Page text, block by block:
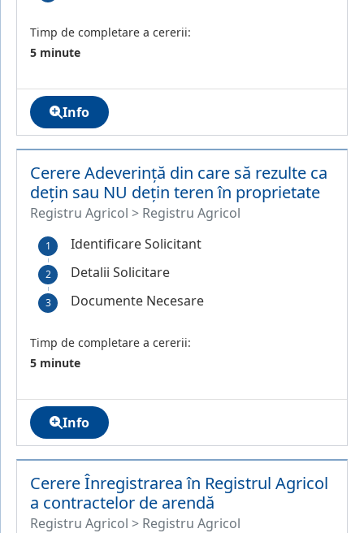
Timp de completare a cererii:
5 minute
Info
Cerere Adeverință din care să rezulte ca
dețin sau NU dețin teren în proprietate
Registru Agricol > Registru Agricol
Identificare Solicitant
Detalii Solicitare
Documente Necesare
Timp de completare a cererii:
5 minute
Info
Cerere Înregistrarea în Registrul Agricol
a contractelor de arendă
Registru Agricol > Registru Agricol